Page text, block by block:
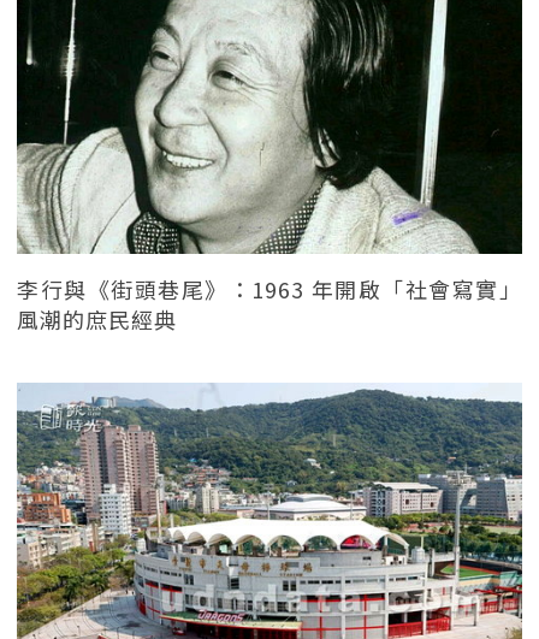
李行與《街頭巷尾》：1963 年開啟「社會寫實」
風潮的庶民經典